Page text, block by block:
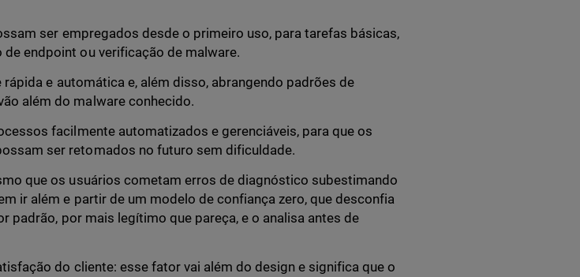
ser empregados desde o primeiro uso, para tarefas básicas,
endpoint ou verificação de malware.
e automática e, além disso, abrangendo padrões de
além do malware conhecido.
facilmente automatizados e gerenciáveis, para que os
ser retomados no futuro sem dificuldade.
que os usuários cometam erros de diagnóstico subestimando
ir além e partir de um modelo de confiança zero, que desconfia
padrão, por mais legítimo que pareça, e o analisa antes de
do cliente: esse fator vai além do design e significa que o